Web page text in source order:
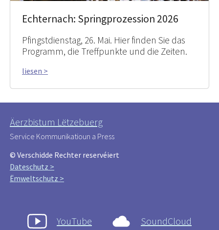
Echternach: Springprozession 2026
Pfingstdienstag, 26. Mai. Hier finden Sie das
Programm, die Treffpunkte und die Zeiten.
liesen >
Äerzbistum Lëtzebuerg
Service Kommunikatioun a Press
© Verschidde Rechter reservéiert
Dateschutz >
Ëmweltschutz >
YouTube SoundCloud